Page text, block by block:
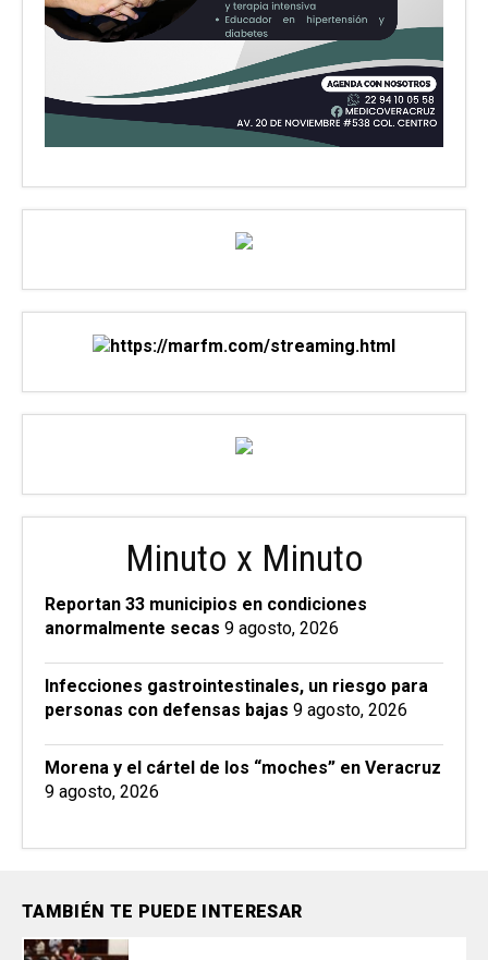
Minuto x Minuto
Reportan 33 municipios en condiciones
anormalmente secas 9 agosto, 2026
Infecciones gastrointestinales, un riesgo para
personas con defensas bajas 9 agosto, 2026
Morena y el cártel de los “moches” en Veracruz
9 agosto, 2026
TAMBIÉN TE PUEDE INTERESAR